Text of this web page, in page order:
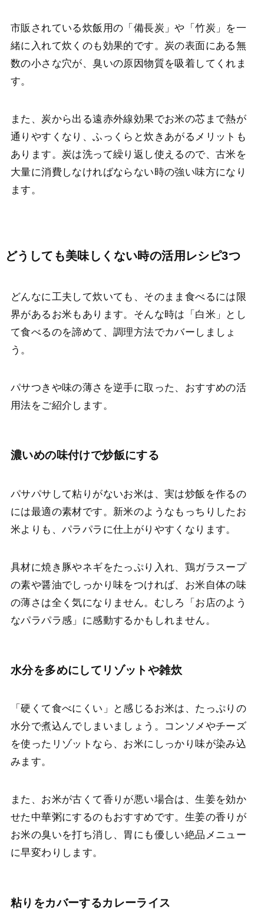
市販されている炊飯用の「備長炭」や「竹炭」を一
緒に入れて炊くのも効果的です。炭の表面にある無
数の小さな穴が、臭いの原因物質を吸着してくれま
す。
また、炭から出る遠赤外線効果でお米の芯まで熱が
通りやすくなり、ふっくらと炊きあがるメリットも
あります。炭は洗って繰り返し使えるので、古米を
大量に消費しなければならない時の強い味方になり
ます。
どうしても美味しくない時の活用レシピ3つ
どんなに工夫して炊いても、そのまま食べるには限
界があるお米もあります。そんな時は「白米」とし
て食べるのを諦めて、調理方法でカバーしましょ
う。
パサつきや味の薄さを逆手に取った、おすすめの活
用法をご紹介します。
濃いめの味付けで炒飯にする
パサパサして粘りがないお米は、実は炒飯を作るの
には最適の素材です。新米のようなもっちりしたお
米よりも、パラパラに仕上がりやすくなります。
具材に焼き豚やネギをたっぷり入れ、鶏ガラスープ
の素や醤油でしっかり味をつければ、お米自体の味
の薄さは全く気になりません。むしろ「お店のよう
なパラパラ感」に感動するかもしれません。
水分を多めにしてリゾットや雑炊
「硬くて食べにくい」と感じるお米は、たっぷりの
水分で煮込んでしまいましょう。コンソメやチーズ
を使ったリゾットなら、お米にしっかり味が染み込
みます。
また、お米が古くて香りが悪い場合は、生姜を効か
せた中華粥にするのもおすすめです。生姜の香りが
お米の臭いを打ち消し、胃にも優しい絶品メニュー
に早変わりします。
粘りをカバーするカレーライス